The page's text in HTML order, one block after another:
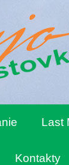
Last
Kontakty